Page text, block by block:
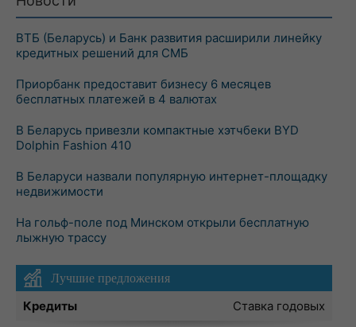
ВТБ (Беларусь) и Банк развития расширили линейку
кредитных решений для СМБ
Приорбанк предоставит бизнесу 6 месяцев
бесплатных платежей в 4 валютах
В Беларусь привезли компактные хэтчбеки BYD
Dolphin Fashion 410
В Беларуси назвали популярную интернет-площадку
недвижимости
На гольф-поле под Минском открыли бесплатную
лыжную трассу
Лучшие предложения
Кредиты
Ставка годовых